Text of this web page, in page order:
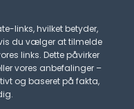
links, hvilket betyder,
du vælger at tilmelde
links. Dette påvirker
vores anbefalinger –
og baseret på fakta,